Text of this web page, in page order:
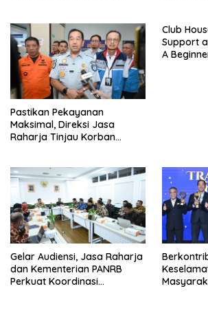
Pastikan Pekayanan
Maksimal, Direksi Jasa
Raharja Tinjau Korban
Club
Support
A
Gelar Audiensi, Jasa Raharja
dan Kementerian PANRB
Perkuat Koordinasi